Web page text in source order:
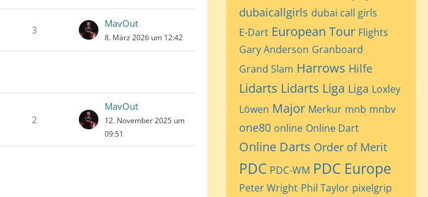
3
MavOut
8. März 2026 um 12:42
2
MavOut
12. November 2025 um
09:51
dubaicallgirls dubai call girls
E-Dart European Tour Flights
Gary Anderson Granboard
Grand Slam Harrows Hilfe
Lidarts Lidarts Liga Liga Loxley
Löwen Major Merkur mnb mnbv
one80 online Online Dart
Online Darts Order of Merit
PDC PDC-WM PDC Europe
Peter Wright Phil Taylor pixelgrip